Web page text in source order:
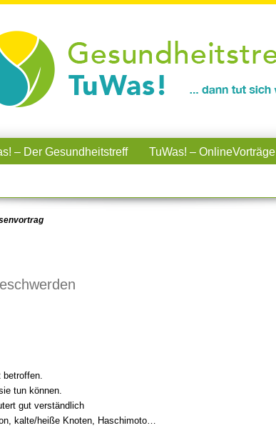
– Der Gesundheitstreff TuWas! – OnlineVorträge
betroffen.
tun können.
gut verständlich
kalte/heiße Knoten, Haschimoto…